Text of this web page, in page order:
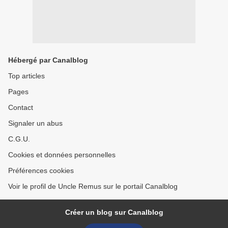
Hébergé par Canalblog
Top articles
Pages
Contact
Signaler un abus
C.G.U.
Cookies et données personnelles
Préférences cookies
Voir le profil de Uncle Remus sur le portail Canalblog
Créer un blog sur Canalblog